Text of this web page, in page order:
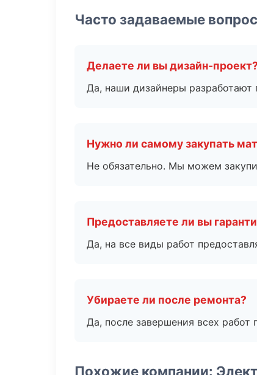
Часто задаваемые
Делаете ли вы дизайн-проект?
Да, наши дизайнеры
Нужно ли самому закупать
Не обязательно. Мы можем
Предоставляете ли вы
Да, на все виды работ
Убираете ли после ремонта?
Да, после завершения всех
Похожие компании: